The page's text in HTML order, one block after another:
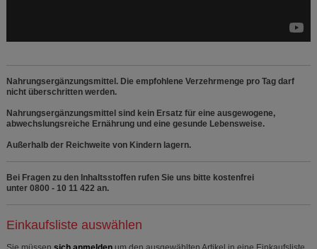
Nahrungsergänzungsmittel. Die empfohlene Verzehrmenge pro Tag darf
nicht überschritten werden.
Nahrungsergänzungsmittel sind kein Ersatz für eine ausgewogene,
abwechslungsreiche Ernährung und eine gesunde Lebensweise.
Außerhalb der Reichweite von Kindern lagern.
Bei Fragen zu den Inhaltsstoffen rufen Sie uns bitte kostenfrei
unter 0800 - 10 11 422 an.
Einkaufsliste auswählen